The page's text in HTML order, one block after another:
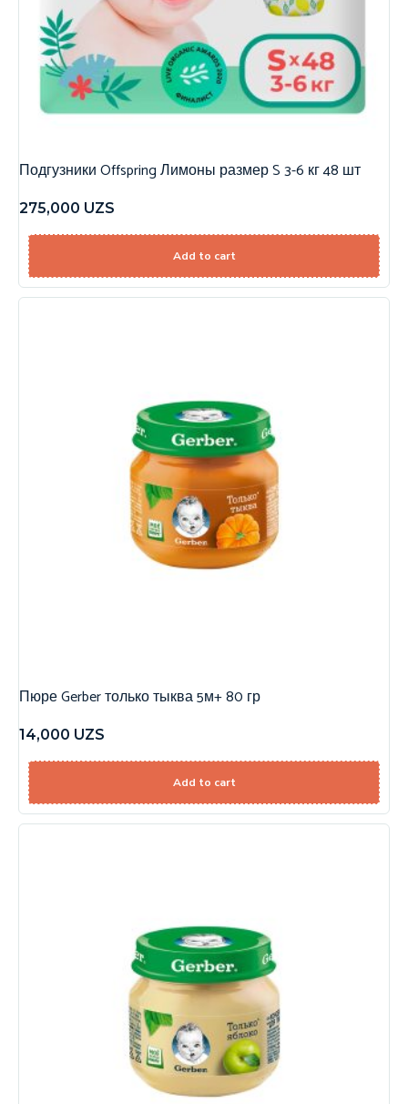
Подгузники Offspring Лимоны размер S 3-6 кг 48 шт
275,000 UZS
Add to cart
Пюре Gerber только тыква 5м+ 80 гр
14,000 UZS
Add to cart